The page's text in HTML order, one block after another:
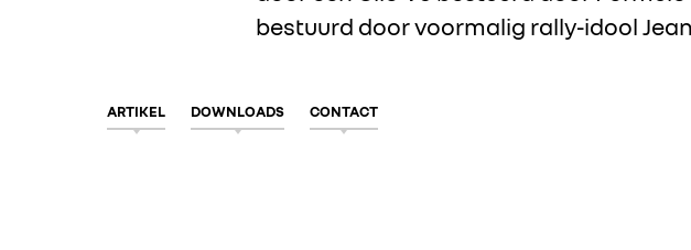
bestuurd door voormalig rally-idool
ARTIKEL DOWNLOADS CONTACT